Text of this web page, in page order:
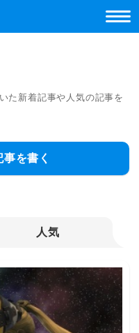
た新着記事や人気の記事を
を書く
人気